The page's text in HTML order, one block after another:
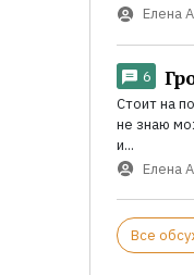
Елена
6
Стоит на
не знаю
и...
Елена
Все